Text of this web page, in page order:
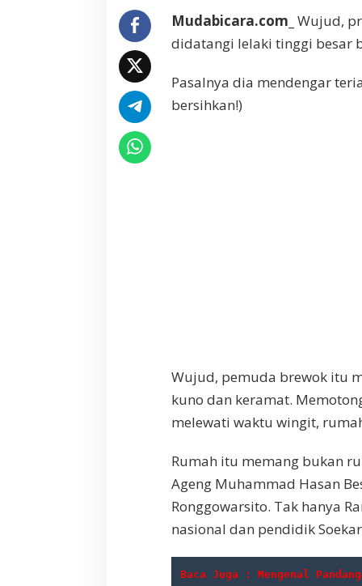
a
w
s
i
,
H
n
g
a
i
s
l
a
Mudabicara.com_ Wujud,
didatangi lelaki tinggi besar
Pasalnya dia mendengar
bersihkan!)
Wujud, pemuda brewok itu
kuno dan keramat.
melewati waktu wingit,
Rumah itu memang bukan
Ageng Muhammad Hasan
Ronggowarsito. Tak hanya
nasional dan pendidik
Baca Juga : Mengenal